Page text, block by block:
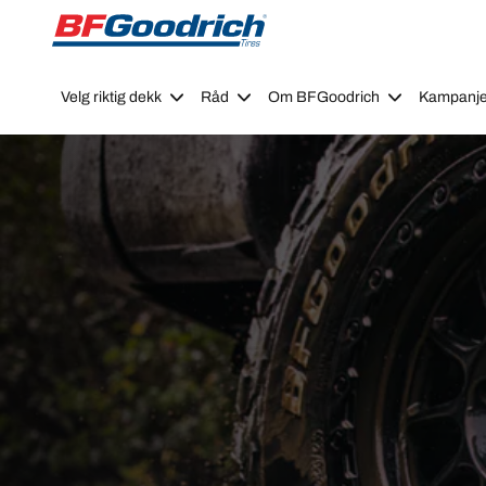
Go to page content Go to page navigation
Velg riktig dekk Råd Om BFGoodrich